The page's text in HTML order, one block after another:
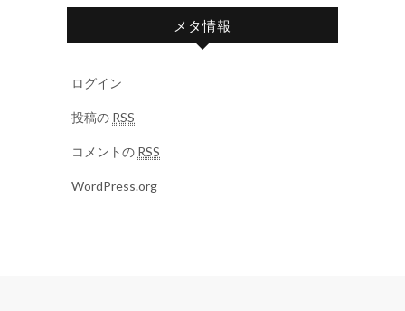
メタ情報
ログイン
投稿の RSS
コメントの RSS
WordPress.org